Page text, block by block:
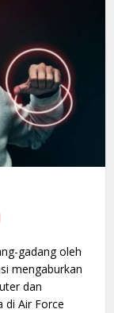
gadang oleh
mengaburkan
dan
di Air Force